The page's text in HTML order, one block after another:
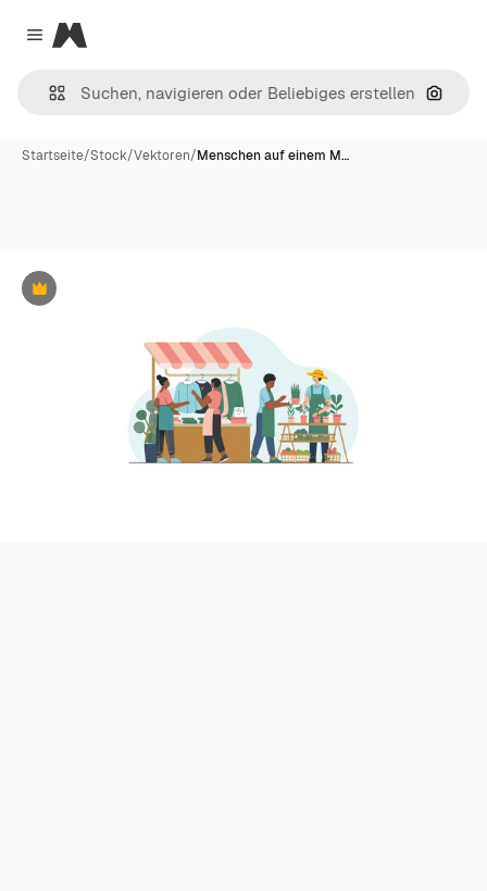
Close menu
Magnific
Nach
Startseite/Stock/Vektoren/Menschen auf einem M…
Premium